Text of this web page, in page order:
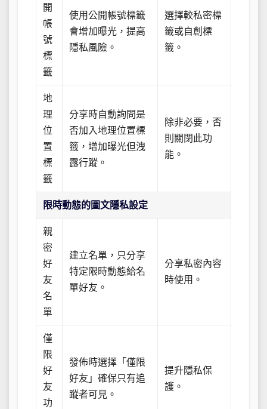
開
帳
號
標
籤
使用公開帳號標籤
會增加曝光，提高
隱私風險。
選擇較私密標
籤或自創標
籤。
地
理
位
置
標
籤
分享時自動詢問是
否加入地理位置標
籤，增加曝光但洩
露行蹤。
除非必要，否
則關閉此功
能。
限時動態的圖文隱私設定
親
密
好
友
名
單
建立名單，只分享
特定限時動態給名
單好友。
分享私密內容
時使用。
僅
限
好
友
功
發佈時選擇「僅限
好友」確保只有追
蹤者可見。
提升隱私保
護。